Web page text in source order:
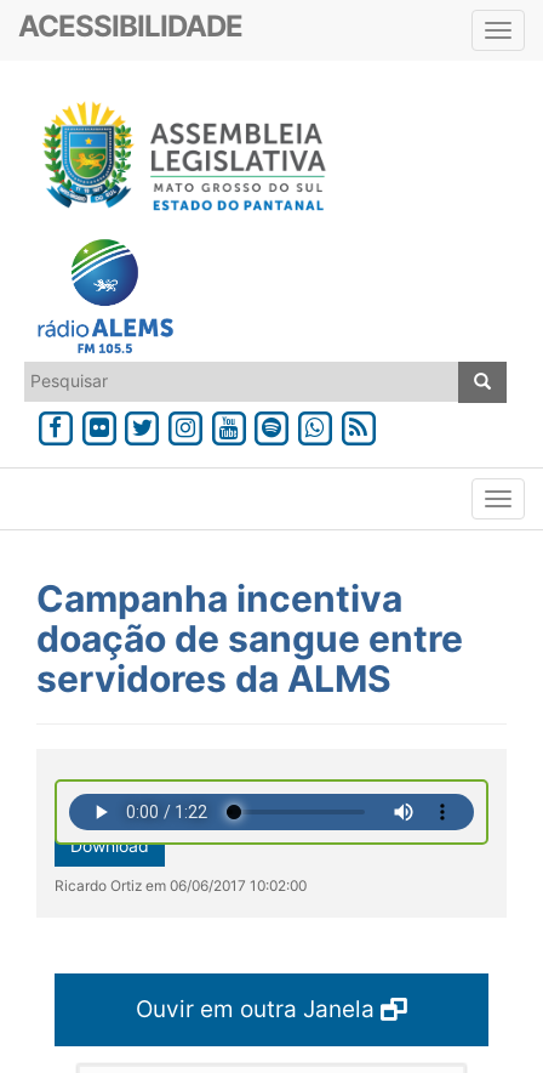
ACESSIBILIDADE
Campanha incentiva
doação de sangue entre
servidores da ALMS
Download
Ricardo Ortiz em 06/06/2017 10:02:00
Ouvir em outra Janela